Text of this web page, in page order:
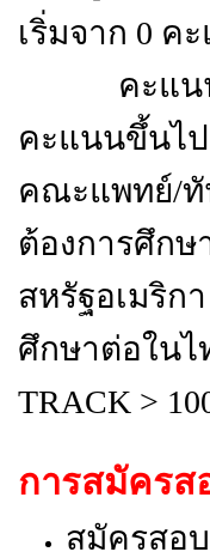
เริ่มจาก 0 ค
คะแนน
คะแนนขึ้นไป
คณะแพทย์/ทั
ต้องการศึกษ
สหรัฐอเมริก
ศึกษาต่อใน
TRACK >
การสมัครส
สมัครสอ